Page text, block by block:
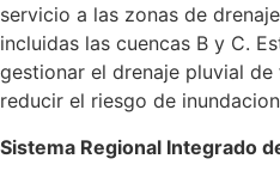
servicio a las zonas de
incluidas las cuencas B y C.
gestionar el drenaje pluvial
reducir el riesgo de
Sistema Regional Integrado